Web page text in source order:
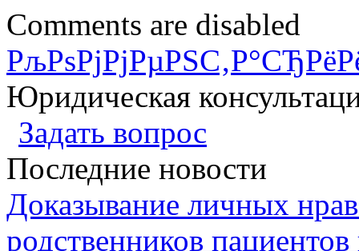
Comments are disabled
Юридическая
Задать вопрос
Последние новости
Доказывание личных
родственников